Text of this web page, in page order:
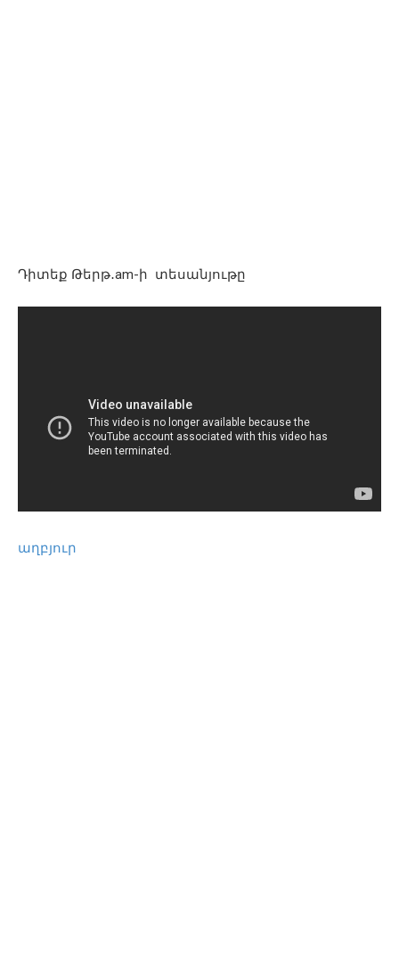
Դիտեք Թերթ․am-ի տեսանյութը
աղբյուր